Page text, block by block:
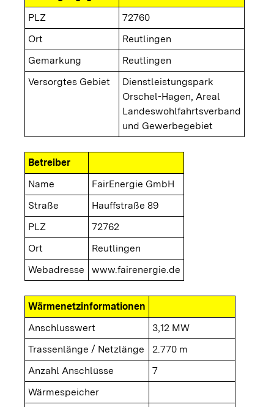
PLZ
72760
Ort
Reutlingen
Gemarkung
Reutlingen
Versorgtes Gebiet
Dienstleistungspark
Orschel-Hagen, Areal
Landeswohlfahrtsverband
und Gewerbegebiet
Betreiber
Name
FairEnergie GmbH
Straße
Hauffstraße 89
PLZ
72762
Ort
Reutlingen
Webadresse
www.fairenergie.de
Wärmenetzinformationen
Anschlusswert
3,12 MW
Trassenlänge / Netzlänge
2.770 m
Anzahl Anschlüsse
7
Wärmespeicher